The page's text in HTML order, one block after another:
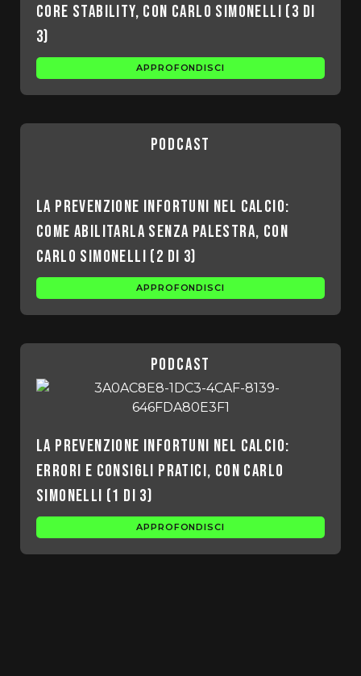
core stability, con Carlo Simonelli (3 di
3)
APPROFONDISCI
podcast
La prevenzione infortuni nel calcio:
come abilitarla senza palestra, con
Carlo Simonelli (2 di 3)
APPROFONDISCI
podcast
La Prevenzione Infortuni nel Calcio:
Errori e Consigli pratici, con Carlo
Simonelli (1 di 3)
APPROFONDISCI